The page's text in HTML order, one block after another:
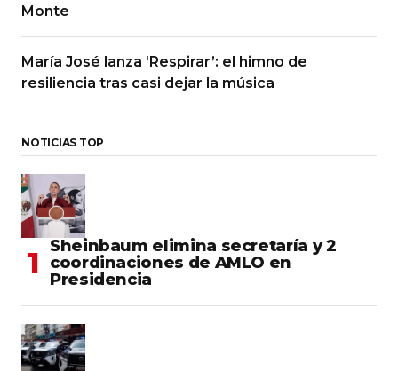
Monte
María José lanza ‘Respirar’: el himno de
resiliencia tras casi dejar la música
NOTICIAS TOP
Sheinbaum elimina secretaría y 2
coordinaciones de AMLO en
Presidencia